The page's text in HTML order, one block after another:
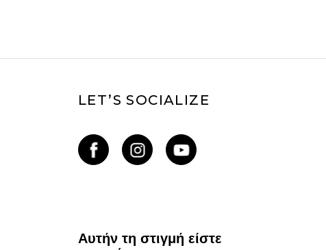
LET’S SOCIALIZE
Αυτήν τη στιγμή είστε